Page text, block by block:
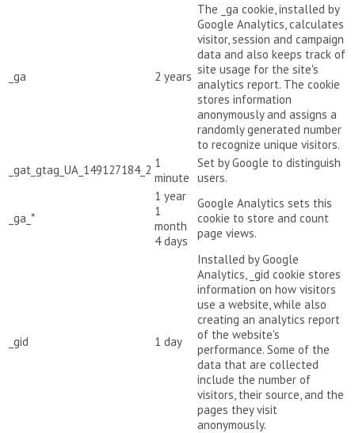
_ga 2 years
The _ga cookie, installed by
Google Analytics, calculates
visitor, session and campaign
data and also keeps track of
site usage for the site's
analytics report. The cookie
stores information
anonymously and assigns a
randomly generated number
to recognize unique visitors.
_gat_gtag_UA_149127184_2 1
minute
Set by Google to distinguish
users.
_ga_*
1 year
1
month
4 days
Google Analytics sets this
cookie to store and count
page views.
_gid 1 day
Installed by Google
Analytics, _gid cookie stores
information on how visitors
use a website, while also
creating an analytics report
of the website's
performance. Some of the
data that are collected
include the number of
visitors, their source, and the
pages they visit
anonymously.